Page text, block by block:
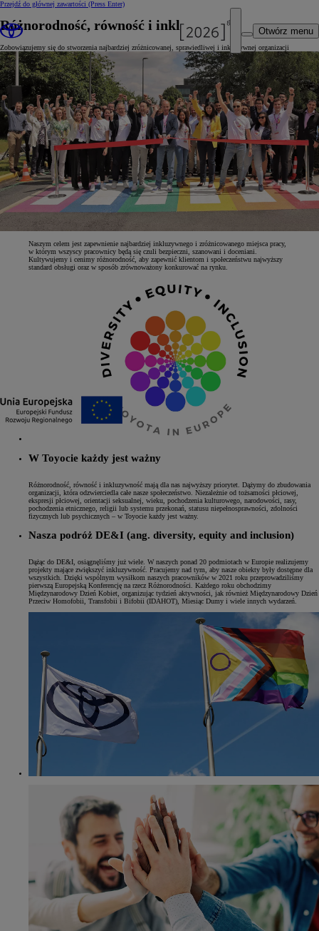
Przejdź do głównej zawartości (Press Enter)
Otwórz menu
Różnorodność, równość i inkluzywność
Zobowiązujemy się do stworzenia najbardziej zróżnicowanej, sprawiedliwej i inkluzywnej organizacji
Naszym celem jest zapewnienie najbardziej inkluzywnego i zróżnicowanego miejsca pracy,
w którym wszyscy pracownicy będą się czuli bezpieczni, szanowani i doceniani.
Kultywujemy i cenimy różnorodność, aby zapewnić klientom i społeczeństwu najwyższy
standard obsługi oraz w sposób zrównoważony konkurować na rynku.
W Toyocie każdy jest ważny
Różnorodność, równość i inkluzywność mają dla nas najwyższy priorytet. Dążymy do zbudowania
organizacji, która odzwierciedla całe nasze społeczeństwo. Niezależnie od tożsamości płciowej,
ekspresji płciowej, orientacji seksualnej, wieku, pochodzenia kulturowego, narodowości, rasy,
pochodzenia etnicznego, religii lub systemu przekonań, statusu niepełnosprawności, zdolności
fizycznych lub psychicznych – w Toyocie każdy jest ważny.
Nasza podróż DE&I (ang. diversity, equity and inclusion)
Dążąc do DE&I, osiągnęliśmy już wiele. W naszych ponad 20 podmiotach w Europie realizujemy
projekty mające zwiększyć inkluzywność. Pracujemy nad tym, aby nasze obiekty były dostępne dla
wszystkich. Dzięki wspólnym wysiłkom naszych pracowników w 2021 roku przeprowadziliśmy
pierwszą Europejską Konferencję na rzecz Różnorodności. Każdego roku obchodzimy
Międzynarodowy Dzień Kobiet, organizując tydzień aktywności, jak również Międzynarodowy Dzień
Przeciw Homofobii, Transfobii i Bifobii (IDAHOT), Miesiąc Dumy i wiele innych wydarzeń.